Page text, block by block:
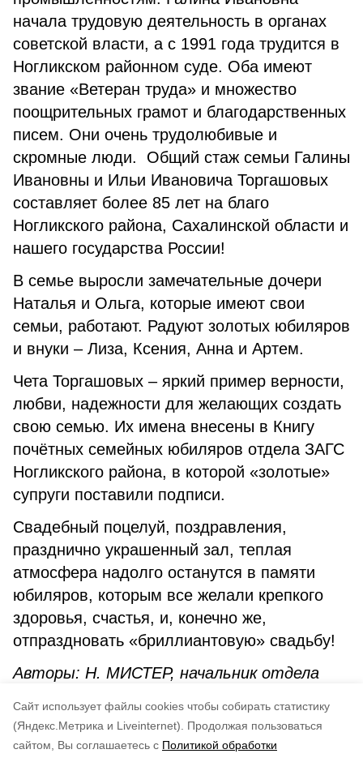
Cайт использует файлы cookies чтобы собирать статистику
(Яндекс.Метрика и Liveinternet).
Продолжая пользоваться
сайтом, Вы соглашаетесь с Политикой обработки
начала трудовую деятельность в органах
советской власти, а с 1991 года трудится в
Ногликском районном суде. Оба имеют
звание «Ветеран труда» и множество
поощрительных грамот и благодарственных
писем. Они очень трудолюбивые и
скромные люди. Общий стаж семьи Галины
Ивановны и Ильи Ивановича Торгашовых
составляет более 85 лет на благо
Ногликского района, Сахалинской области и
нашего государства России!
В семье выросли замечательные дочери
Наталья и Ольга, которые имеют свои
семьи, работают. Радуют золотых юбиляров
и внуки – Лиза, Ксения, Анна и Артем.
Чета Торгашовых – яркий пример верности,
любви, надежности для желающих создать
свою семью. Их имена внесены в Книгу
почётных семейных юбиляров отдела ЗАГС
Ногликского района, в которой «золотые»
супруги поставили подписи.
Свадебный поцелуй, поздравления,
празднично украшенный зал, теплая
атмосфера надолго останутся в памяти
юбиляров, которым все желали крепкого
здоровья, счастья, и, конечно же,
отпраздновать «бриллиантовую» свадьбу!
Авторы: Н. МИСТЕР, начальник отдела
Сахалинской области